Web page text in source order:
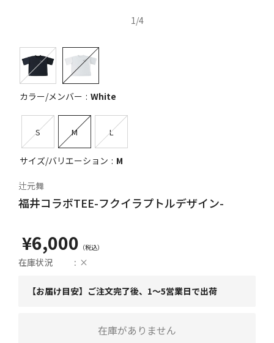
1/4
カラー/メンバー White
S M L
サイズ/バリエーション M
辻元舞
福井コラボTEE-フクイラプトルデザイン-
¥6,000
在庫状況 ×
【お届け目安】ご注文完了後、1～5営業日で出荷
在庫がありません